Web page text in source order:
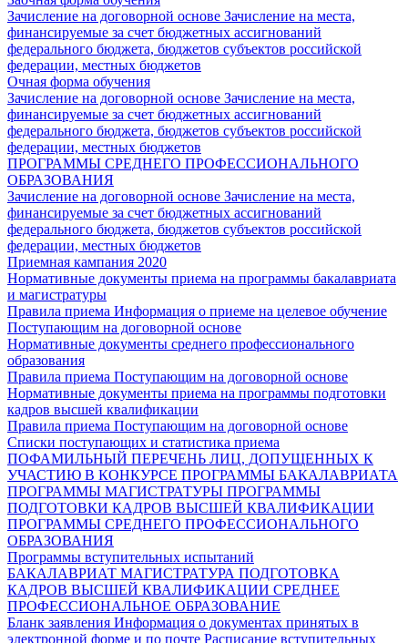
Зачисление на договорной основе Зачисление на места,
финансируемые за счет бюджетных ассигнований
федерального бюджета, бюджетов субъектов российской
федерации, местных бюджетов
Очная форма обучения
Зачисление на договорной основе Зачисление на места,
финансируемые за счет бюджетных ассигнований
федерального бюджета, бюджетов субъектов российской
федерации, местных бюджетов
ПРОГРАММЫ СРЕДНЕГО ПРОФЕССИОНАЛЬНОГО
ОБРАЗОВАНИЯ
Зачисление на договорной основе Зачисление на места,
финансируемые за счет бюджетных ассигнований
федерального бюджета, бюджетов субъектов российской
федерации, местных бюджетов
Приемная кампания 2020
Нормативные документы приема на программы бакалавриата
и магистратуры
Правила приема Информация о приеме на целевое обучение
Поступающим на договорной основе
Нормативные документы среднего профессионального
образования
Правила приема Поступающим на договорной основе
Нормативные документы приема на программы подготовки
кадров высшей квалификации
Правила приема Поступающим на договорной основе
Списки поступающих и статистика приема
ПОФАМИЛЬНЫЙ ПЕРЕЧЕНЬ ЛИЦ, ДОПУЩЕННЫХ К
УЧАСТИЮ В КОНКУРСЕ ПРОГРАММЫ БАКАЛАВРИАТА
ПРОГРАММЫ МАГИСТРАТУРЫ ПРОГРАММЫ
ПОДГОТОВКИ КАДРОВ ВЫСШЕЙ КВАЛИФИКАЦИИ
ПРОГРАММЫ СРЕДНЕГО ПРОФЕССИОНАЛЬНОГО
ОБРАЗОВАНИЯ
Программы вступительных испытаний
БАКАЛАВРИАТ МАГИСТРАТУРА ПОДГОТОВКА
КАДРОВ ВЫСШЕЙ КВАЛИФИКАЦИИ СРЕДНЕЕ
ПРОФЕССИОНАЛЬНОЕ ОБРАЗОВАНИЕ
Бланк заявления Информация о документах принятых в
электронной форме и по почте Расписание вступительных